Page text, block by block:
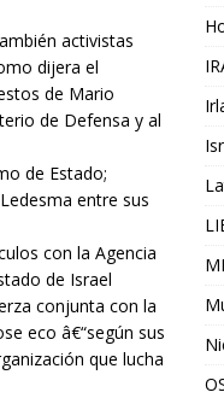
activistas
dijera el
de Mario
de Defensa y al
de Estado;
entre sus
con la Agencia
de Israel
conjunta con la
eco â€“según sus
que lucha